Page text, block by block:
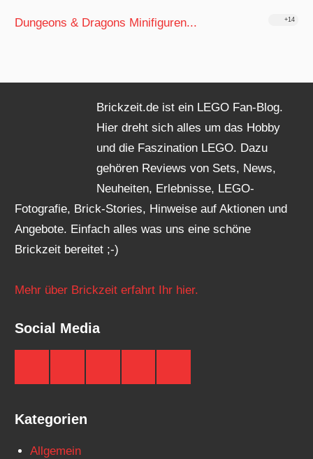
Dungeons & Dragons Minifiguren... +14
Brickzeit.de ist ein LEGO Fan-Blog.
Hier dreht sich alles um das Hobby
und die Faszination LEGO. Dazu
gehören Reviews von Sets, News,
Neuheiten, Erlebnisse, LEGO-
Fotografie, Brick-Stories, Hinweise auf Aktionen und
Angebote. Einfach alles was uns eine schöne
Brickzeit bereitet ;-)
Mehr über Brickzeit erfahrt Ihr hier.
Social Media
Kategorien
Allgemein